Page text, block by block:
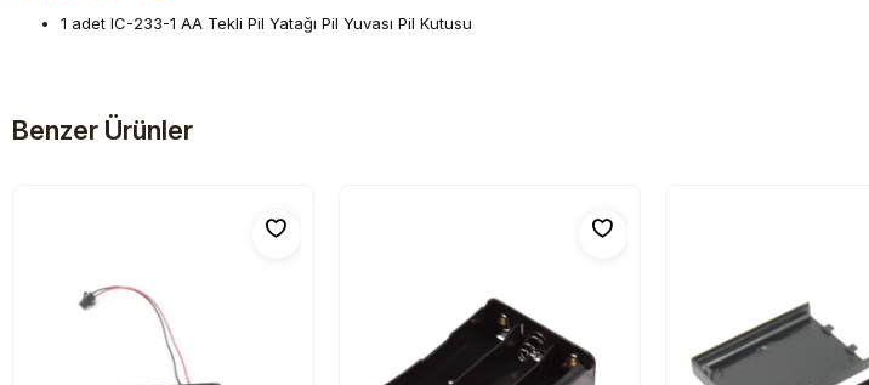
1 adet IC-233-1 AA Tekli Pil Yatağı Pil Yuvası Pil Kutusu
Benzer Ürünler